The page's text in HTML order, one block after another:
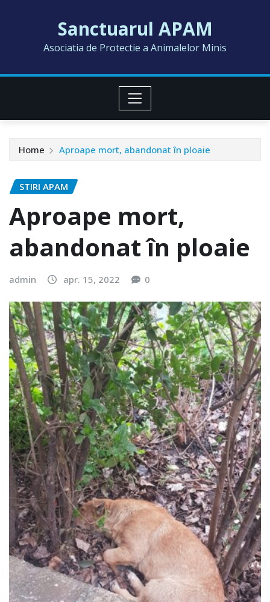
Sanctuarul APAM
Asociatia de Protectie a Animalelor Minis
Home Aproape mort, abandonat în ploaie
STIRI APAM
Aproape mort,
abandonat în ploaie
admin apr. 15, 2022 0